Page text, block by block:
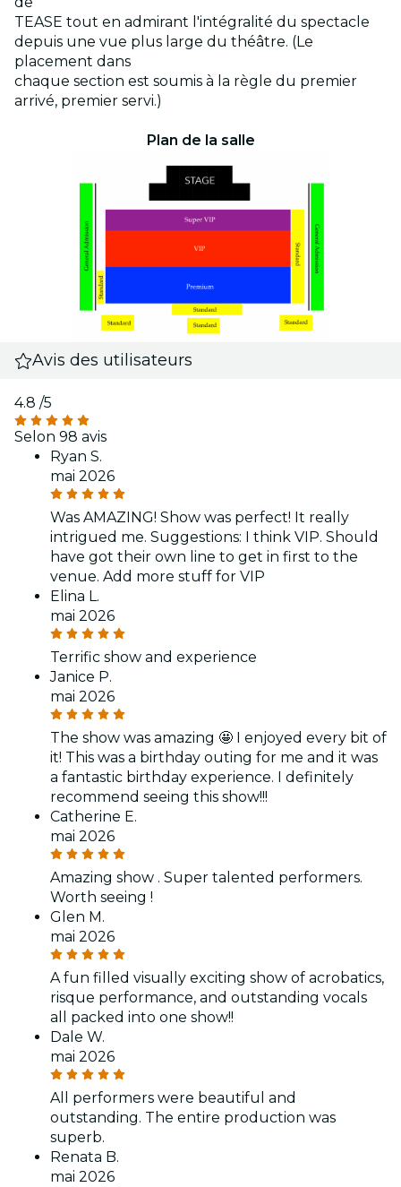
TEASE tout en admirant l'intégralité du spectacle
depuis une vue plus large du théâtre. (Le
placement dans
chaque section est soumis à la règle du premier
arrivé, premier servi.)
Plan de la salle
Avis des utilisateurs
4.8 /5
Selon 98 avis
Ryan S.
mai 2026
Was AMAZING! Show was perfect! It really
intrigued me. Suggestions: I think VIP. Should
have got their own line to get in first to the
venue. Add more stuff for VIP
Elina L.
mai 2026
Terrific show and experience
Janice P.
mai 2026
The show was amazing 🤩 I enjoyed every bit of
it! This was a birthday outing for me and it was
a fantastic birthday experience. I definitely
recommend seeing this show!!!
Catherine E.
mai 2026
Amazing show . Super talented performers.
Worth seeing !
Glen M.
mai 2026
A fun filled visually exciting show of acrobatics,
risque performance, and outstanding vocals
all packed into one show!!
Dale W.
mai 2026
All performers were beautiful and
outstanding. The entire production was
superb.
Renata B.
mai 2026